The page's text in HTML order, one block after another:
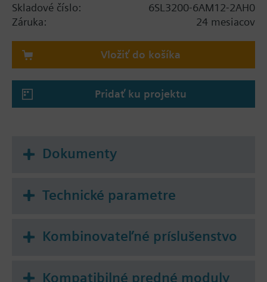
Skladové číslo:
6SL3200-6AM12-2AH0
Záruka:
24 mesiacov
Vložiť do košíka
Pridať ku projektu
Dokumenty
Technické parametre
Kombinovateľné príslušenstvo
Kompatibilné predné moduly